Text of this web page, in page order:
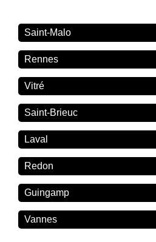
Saint-Malo
Rennes
Vitré
Saint-Brieuc
Laval
Redon
Guingamp
Vannes